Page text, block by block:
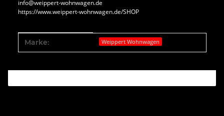
info@weippert-wohnwagen.de
https://www.weippert-wohnwagen.de/SHOP
Produkteigenschaft
Wert
Marke: Weippert Wohnwagen